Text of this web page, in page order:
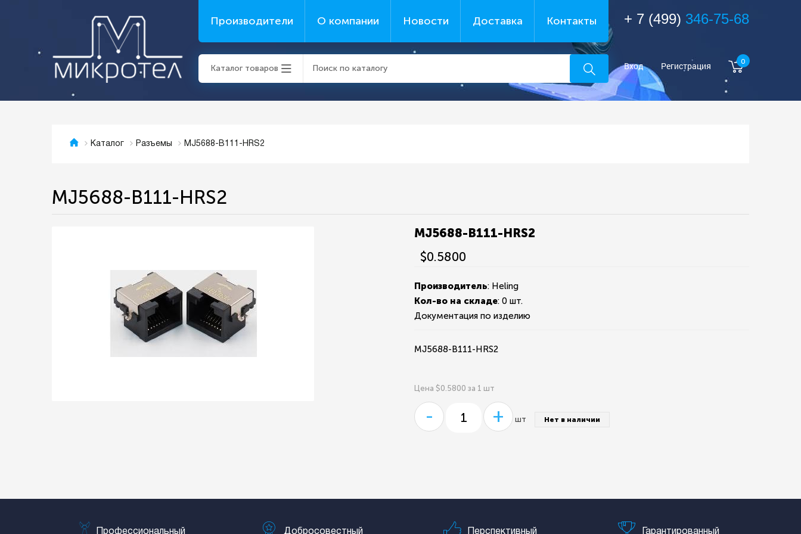
Производители О компании Новости Доставка Контакты
Каталог товаров
+ 7 (499) 346-75-68
Вход Регистрация 0
Каталог Разъемы MJ5688-B111-HRS2
MJ5688-B111-HRS2
MJ5688-B111-HRS2
$0.5800
Производитель: Heling
Кол-во на складе:0 шт.
Документация по изделию
MJ5688-B111-HRS2
Цена $0.5800 за 1 шт
- + шт Нет в наличии
Профессиональный Добросовестный Перспективный Гарантированный